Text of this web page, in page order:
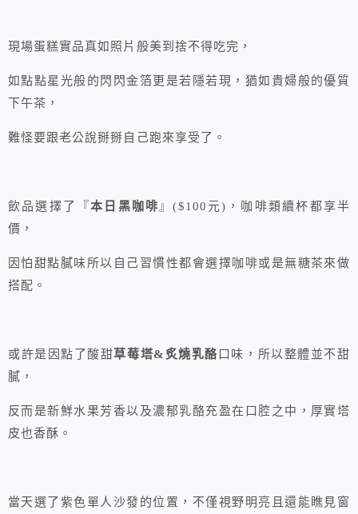
現場蛋糕實品真如照片般美到捨不得吃完，
如點點星光般的閃閃金箔更是若隱若現，猶如貴婦般的優質
下午茶，
難怪要跟老公說掰掰自己跑來享受了。
飲品選擇了『本日黑咖啡』($100元)，咖啡類續杯都享半
價，
因怕甜點膩味所以自己習慣性都會選擇咖啡或是無糖茶來做
搭配。
或許是因點了酸甜草莓塔&炙燒乳酪 口味，所以整體並不甜
膩，
反而是新鮮水果芳香以及濃郁乳酪充盈在口腔之中，厚實塔
皮也香酥。
當天選了紫色單人沙發的位置，不僅視野明亮且還能瞧見窗